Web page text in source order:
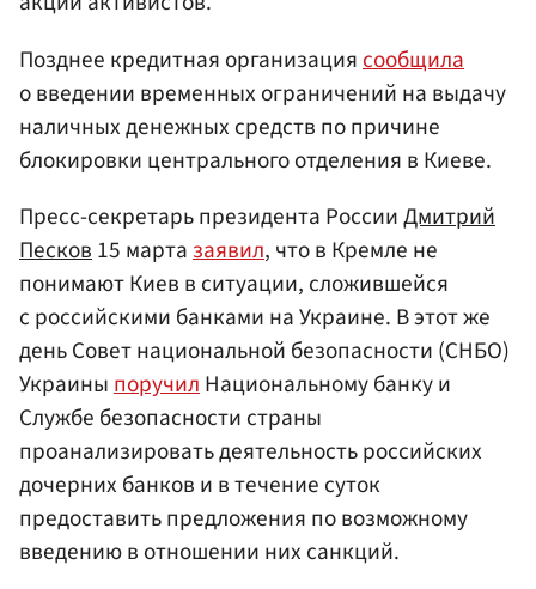
Позднее кредитная организация сообщила
о введении временных ограничений на выдачу
наличных денежных средств по причине
блокировки центрального отделения в Киеве.
Пресс-секретарь президента РоссииДмитрий
Песков15 мартазаявил, что в Кремле не
понимают Киев в ситуации, сложившейся
с российскими банками на Украине. В этот же
день Совет национальной безопасности (СНБО)
УкраиныпоручилНациональному банку и
Службе безопасности страны
проанализировать деятельность российских
дочерних банков и в течение суток
предоставить предложения по возможному
введению в отношении них санкций.